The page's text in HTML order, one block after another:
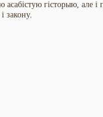
асабістую гісторыю, але
закону.